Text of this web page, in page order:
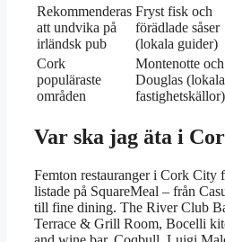
Rekommenderas
att undvika på
irländsk pub
Fryst fisk och
förädlade såser
(lokala guider)
Cork
populäraste
områden
Montenotte och
Douglas (lokala
fastighetskällor)
Var ska jag äta i
Femton restauranger i Cork City
listade på SquareMeal – från
till fine dining. The River Club
Terrace & Grill Room, Bocelli